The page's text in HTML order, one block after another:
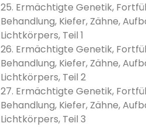
25. Ermächtigte Genetik,
Behandlung, Kiefer, Zähne,
Lichtkörpers, Teil 1
26. Ermächtigte Genetik,
Behandlung, Kiefer, Zähne,
Lichtkörpers, Teil 2
27. Ermächtigte Genetik,
Behandlung, Kiefer, Zähne,
Lichtkörpers, Teil 3